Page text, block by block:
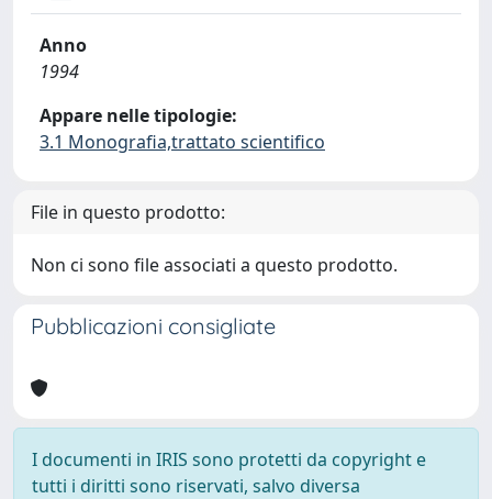
Anno
1994
Appare nelle tipologie:
3.1 Monografia,trattato scientifico
File in questo prodotto:
Non ci sono file associati a questo prodotto.
Pubblicazioni consigliate
I documenti in IRIS sono protetti da copyright e
tutti i diritti sono riservati, salvo diversa